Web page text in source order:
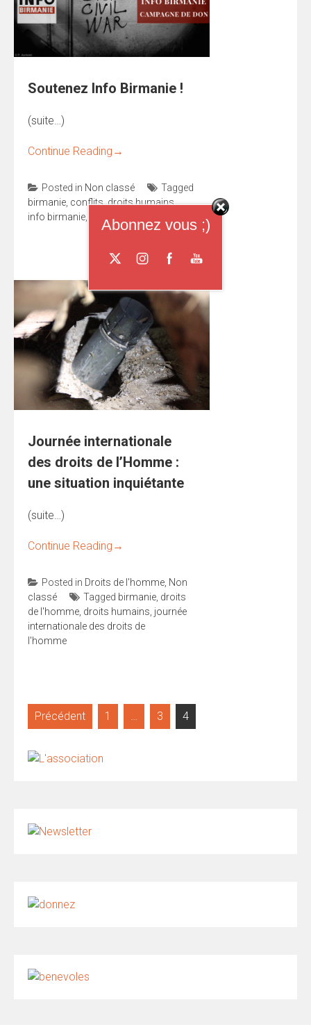
Soutenez Info Birmanie !
(suite…)
Continue Reading →
Posted in Non classé
Tagged
birmanie conflits droits humains
info birmanie
situation
Journée internationale
des droits de l’Homme :
une situation inquiétante
(suite…)
Continue Reading →
Posted in Droits de l'homme, Non
classé
Tagged birmanie, droits
de l'homme, droits humains, journée
internationale des droits de
l'homme
Pagination
des
publications
Précédent 1 … 3 4
Abonnez vous ;)